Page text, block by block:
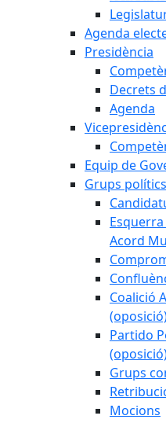
Agenda
Presidència
Decrets
Agenda
Equip de
Grups
Acord
Coalició
Partido
Grups
Mocions